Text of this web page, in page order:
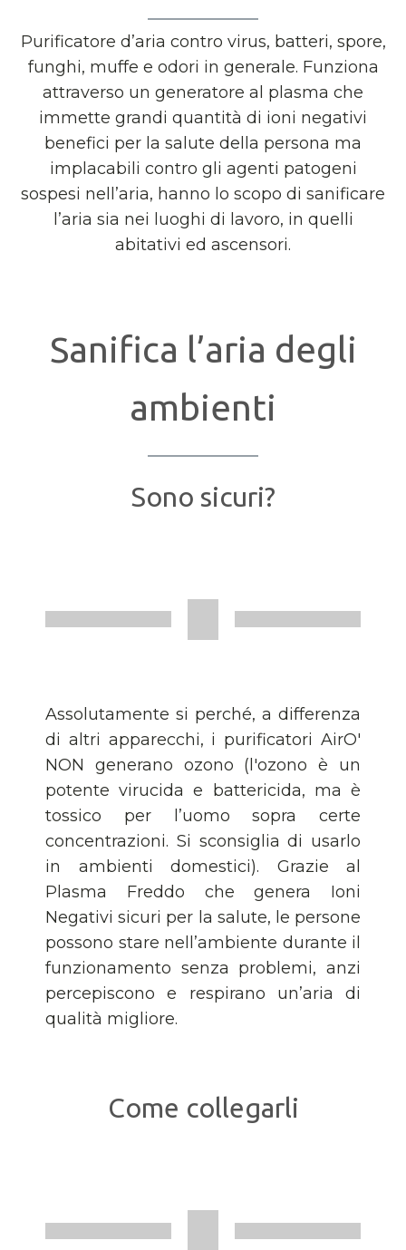
Purificatore d’aria contro virus, batteri, spore,
funghi, muffe e odori in generale. Funziona
attraverso un generatore al plasma che
immette grandi quantità di ioni negativi
benefici per la salute della persona ma
implacabili contro gli agenti patogeni
sospesi nell’aria, hanno lo scopo di sanificare
l’aria sia nei luoghi di lavoro, in quelli
abitativi ed ascensori.
Sanifica l’aria degli
ambienti
Sono sicuri?
Assolutamente si perché, a differenza
di altri apparecchi, i purificatori AirO'
NON generano ozono (l'ozono è un
potente virucida e battericida, ma è
tossico per l’uomo sopra certe
concentrazioni. Si sconsiglia di usarlo
in ambienti domestici). Grazie al
Plasma Freddo che genera Ioni
Negativi sicuri per la salute, le persone
possono stare nell’ambiente durante il
funzionamento senza problemi, anzi
percepiscono e respirano un’aria di
qualità migliore.
Come collegarli